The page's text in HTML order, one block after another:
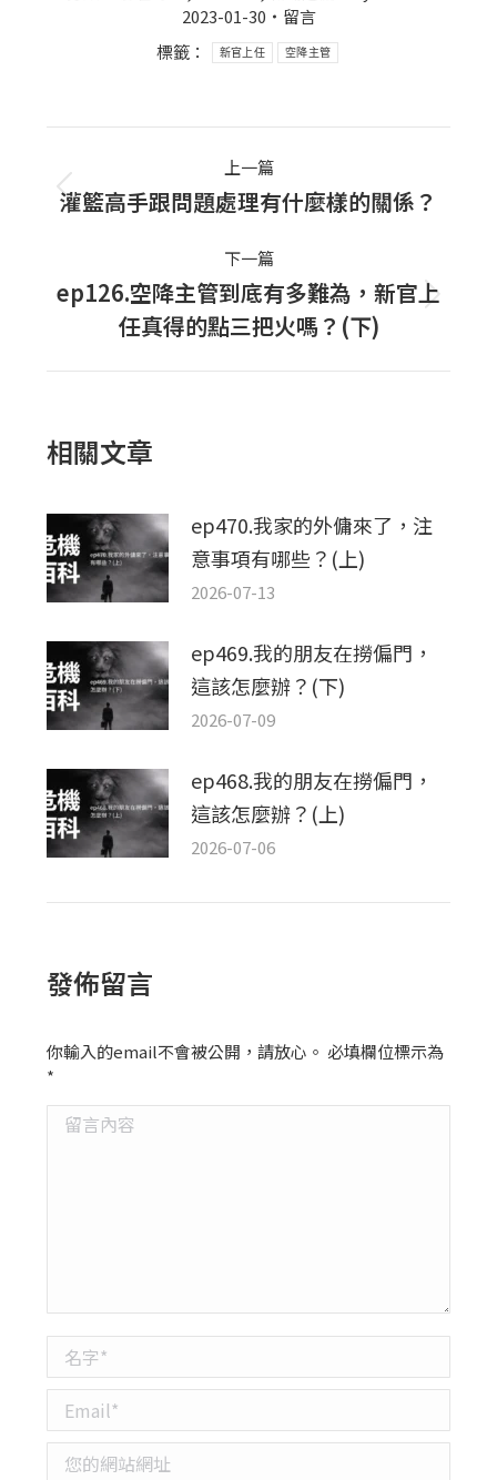
2023-01-30
留言
標籤：
新官上任 空降主管
navigation
上一篇
上
篇
文
章：
灌籃高手跟問題處理有什麼樣的關係？
下一篇
下
一
篇
ep126.空降主管到底有多難為，新官上
任真得的點三把火嗎？(下)
相關文章
ep470.我家的外傭來了，注
意事項有哪些？(上)
2026-07-13
ep469.我的朋友在撈偏門，
這該怎麼辦？(下)
2026-07-09
ep468.我的朋友在撈偏門，
這該怎麼辦？(上)
2026-07-06
發佈留言
你輸入的email不會被公開，請放心。 必填欄位標示為
*
留言內容
名字 *
Email *
您的網站網址